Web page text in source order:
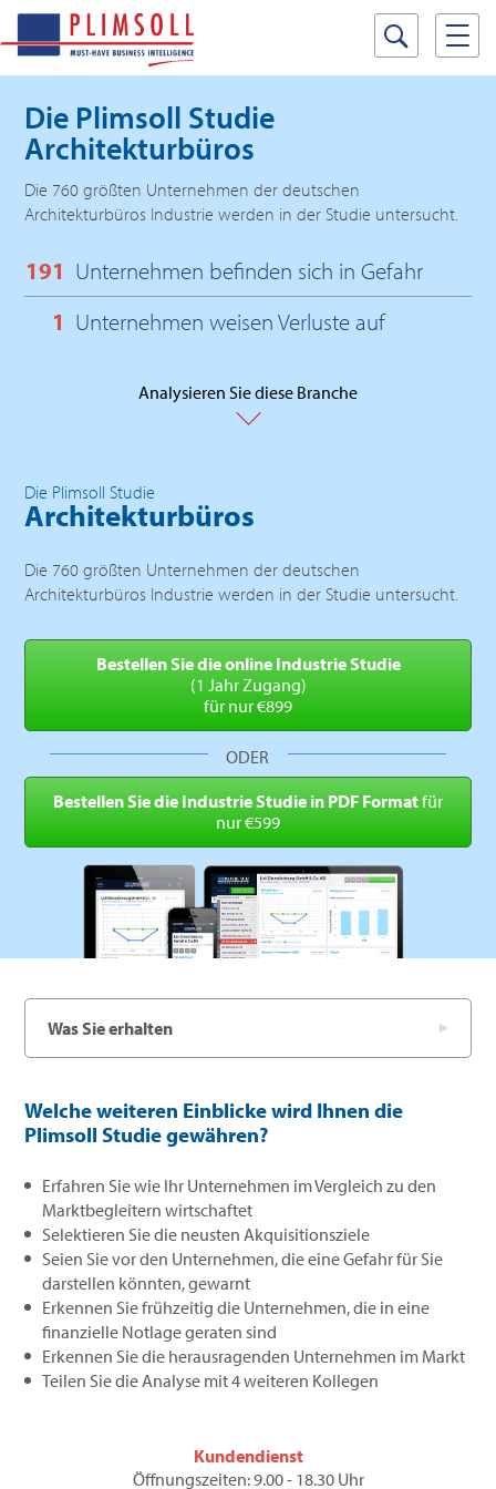
Die Plimsoll Studie
Architekturbüros
Die 760 größten Unternehmen der deutschen
Architekturbüros Industrie werden in der Studie untersucht.
191 Unternehmen befinden sich in Gefahr
1 Unternehmen weisen Verluste auf
Analysieren Sie diese Branche
Die Plimsoll Studie
Architekturbüros
Die 760 größten Unternehmen der deutschen
Architekturbüros Industrie werden in der Studie untersucht.
Bestellen Sie die online Industrie Studie
(1 Jahr Zugang)
für nur €899
ODER
Bestellen Sie die IndustrieStudie in PDF Formatfür
nur €599
Was Sie erhalten
Welche weiteren Einblicke wird Ihnen die
Plimsoll Studie gewähren?
Erfahren Sie wie Ihr Unternehmen im Vergleich zu den
Marktbegleitern wirtschaftet
Selektieren Sie die neusten Akquisitionsziele
Seien Sie vor den Unternehmen, die eine Gefahr für Sie
darstellen könnten, gewarnt
Erkennen Sie frühzeitig die Unternehmen, die in eine
finanzielle Notlage geraten sind
Erkennen Sie die herausragenden Unternehmen im Markt
Teilen Sie die Analyse mit 4 weiteren Kollegen
Kundendienst
Öffnungszeiten: 9.00 - 18.30 Uhr